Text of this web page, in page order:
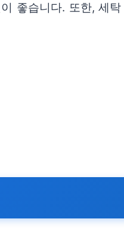
좋습니다. 또한, 세